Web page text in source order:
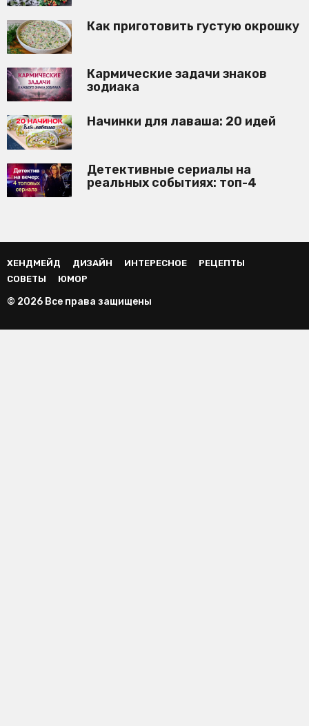
Как приготовить густую окрошку
Кармические задачи знаков
зодиака
Начинки для лаваша: 20 идей
Детективные сериалы на
реальных событиях: топ-4
ХЕНДМЕЙД ДИЗАЙН ИНТЕРЕСНОЕ
РЕЦЕПТЫ
СОВЕТЫ
ЮМОР
© 2026 Все права защищены